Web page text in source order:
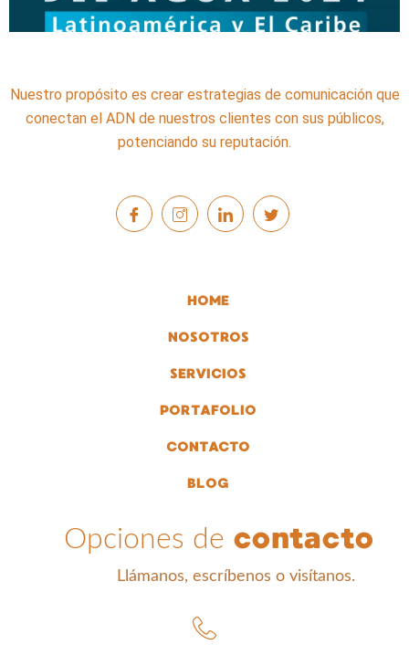
Nuestro propósito es crear estrategias de comunicación que
conectan el ADN de nuestros clientes con sus públicos,
potenciando su reputación.
HOME
NOSOTROS
SERVICIOS
PORTAFOLIO
CONTACTO
BLOG
Opciones de contacto
Llámanos, escríbenos o visítanos.